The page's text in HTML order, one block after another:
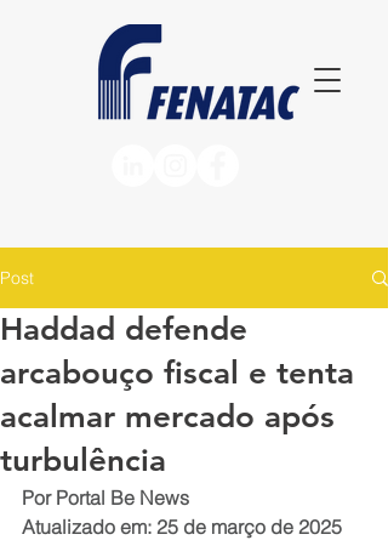
Post
Haddad defende
arcabouço fiscal e tenta
acalmar mercado após
turbulência
Por Portal Be News
Atualizado em: 25 de março de 2025